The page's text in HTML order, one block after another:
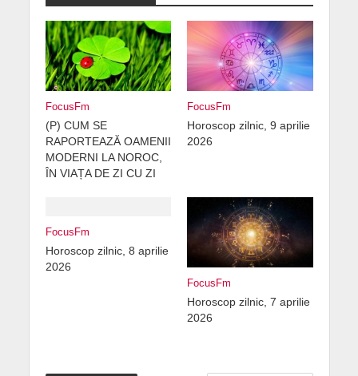
FocusFm
(P) CUM SE
RAPORTEAZĂ OAMENII
MODERNI LA NOROC,
ÎN VIAȚA DE ZI CU ZI
FocusFm
Horoscop zilnic, 9 aprilie
2026
FocusFm
Horoscop zilnic, 8 aprilie
2026
FocusFm
Horoscop zilnic, 7 aprilie
2026